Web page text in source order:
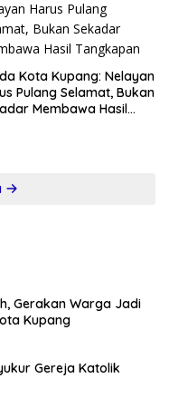
Kota Kupang: Nelayan
Pulang Selamat, Bukan
Membawa Hasil
Gerakan Warga Jadi
Kupang
Gereja Katolik